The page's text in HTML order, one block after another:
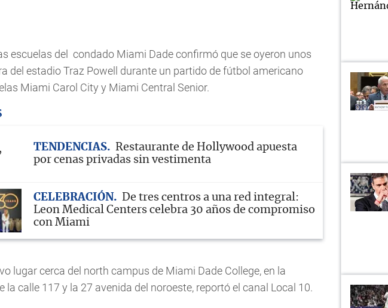
escuelas del condado Miami Dade confirmó que se oyeron unos
del estadio Traz Powell durante un partido de fútbol americano
Miami Carol City y Miami Central Senior.
TENDENCIAS
Restaurante de Hollywood apuesta
por cenas privadas sin vestimenta
CELEBRACIÓN
De tres centros a una red integral:
Leon Medical Centers celebra 30 años de compromiso
con Miami
lugar cerca del north campus de Miami Dade College, en la
la calle 117 y la 27 avenida del noroeste, reportó el canal Local 10.